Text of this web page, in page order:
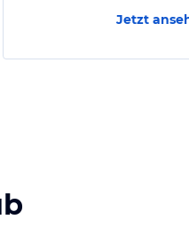
Jetzt